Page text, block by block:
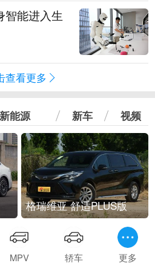
智能进入生
查看更多
新能源 新车 视频
格瑞维亚 舒适PLUS版
MPV 轿车 更多